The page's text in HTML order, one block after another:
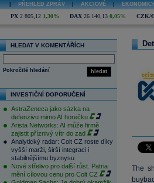
PŘEHLED ZPRÁV AKCIOVÉ
PX 2 805,12 1,30% DAX 26 140,13 0,05% CZK/€
HLEDAT V KOMENTÁŘÍCH
hledat
Pokročilé hledání
INVESTIČNÍ DOPORUČENÍ
AstraZeneca jako sázka na
defenzivu mimo AI horečku
Arista Networks: AI může firmě
zajistit příznivý vítr do zad
Analytický radar: Colt CZ roste díky
vyšší marži, širší integraci i
stabilnějšímu byznysu
Nové střelivo pro další růst. Patria
mění cílovou cenu pro Colt CZ
The